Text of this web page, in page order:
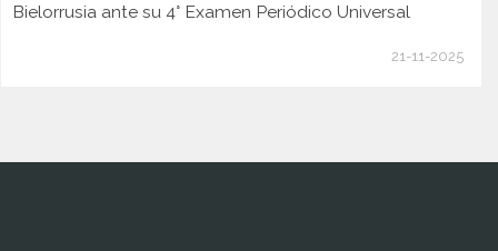
Bielorrusia ante su 4° Examen Periódico Universal
21-11-2025